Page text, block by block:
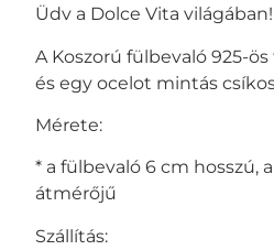
Üdv a Dolce Vita világában!
A Koszorú fülbevaló 925-
és egy ocelot mintás
Mérete:
* a fülbevaló 6 cm hosszú,
átmérőjű
Szállítás: